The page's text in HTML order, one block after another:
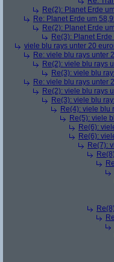
Re(2): Planet Erde
Re: Planet Erde um
Re(2): Planet Erde
Re(3): Planet
viele blu rays unter 20
Re: viele blu rays unter
Re(2): viele blu rays
Re(3): viele blu
Re: viele blu rays unter
Re(2): viele blu rays
Re(3): viele blu
Re(4): viele blu
Re(5): viele
Re(6):
Re(6):
Re(7):